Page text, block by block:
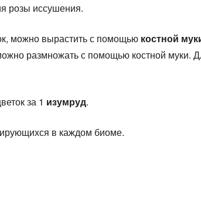
розы иссушения.
можно вырастить с помощью костной
размножать с помощью костной муки.
за 1 изумруд.
в каждом биоме.